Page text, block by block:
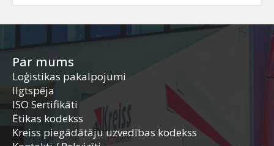
Par mums
Loģistikas pakalpojumi
Ilgtspēja
ISO Sertifikāti
Ētikas kodekss
Kreiss piegādātāju uzvedības kodekss